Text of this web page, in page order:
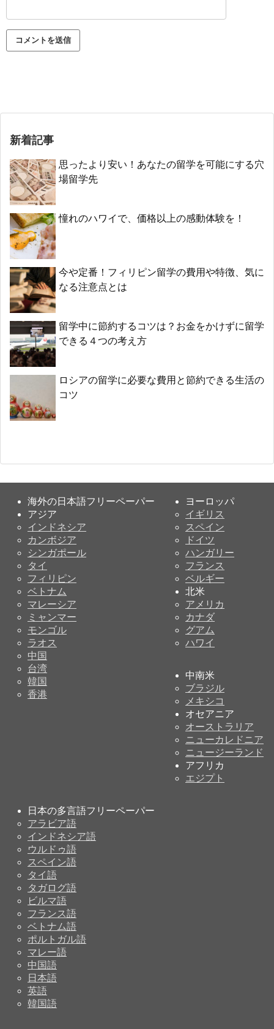
新着記事
思ったより安い！あなたの留学を可能にする穴
場留学先
憧れのハワイで、価格以上の感動体験を！
今や定番！フィリピン留学の費用や特徴、気に
なる注意点とは
留学中に節約するコツは？お金をかけずに留学
できる４つの考え方
ロシアの留学に必要な費用と節約できる生活の
コツ
海外の日本語フリーペーパー
アジア
インドネシア
カンボジア
シンガポール
タイ
フィリピン
ベトナム
マレーシア
ミャンマー
モンゴル
ラオス
中国
台湾
韓国
香港
ヨーロッパ
イギリス
スペイン
ドイツ
ハンガリー
フランス
ベルギー
北米
アメリカ
カナダ
グアム
ハワイ
中南米
ブラジル
メキシコ
オセアニア
オーストラリア
ニューカレドニア
ニュージーランド
アフリカ
エジプト
日本の多言語フリーペーパー
アラビア語
インドネシア語
ウルドゥ語
スペイン語
タイ語
タガログ語
ビルマ語
フランス語
ベトナム語
ポルトガル語
マレー語
中国語
日本語
英語
韓国語